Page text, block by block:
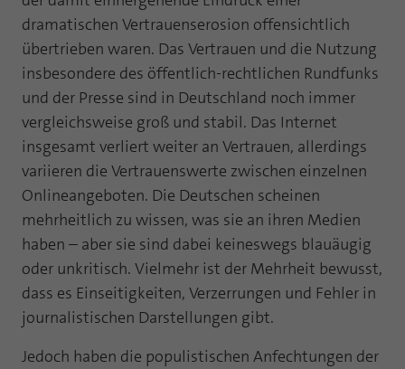
dramatischen Vertrauenserosion offensichtlich
übertrieben waren. Das Vertrauen und die Nutzung
insbesondere des öffentlich-rechtlichen Rundfunks
und der Presse sind in Deutschland noch immer
vergleichsweise groß und stabil. Das Internet
insgesamt verliert weiter an Vertrauen, allerdings
variieren die Vertrauenswerte zwischen einzelnen
Onlineangeboten. Die Deutschen scheinen
mehrheitlich zu wissen, was sie an ihren Medien
haben – aber sie sind dabei keineswegs blauäugig
oder unkritisch. Vielmehr ist der Mehrheit bewusst,
dass es Einseitigkeiten, Verzerrungen und Fehler in
journalistischen Darstellungen gibt.
Jedoch haben die populistischen Anfechtungen der
Name fe_typo_user
Anbieter TYPO3
Laufzeit Session
Zweck
Dieses Cookie ist ein Standard-Session-
Cookie von TYPO3. Es speichert im Falle
eines Benutzer-Logins die Session ID
mithilfe derer der eingeloggte User
wiedererkannt wird, um ihm Zugang zu
geschützten Bereichen zu gewähren.
Name PHPSESSID
Anbieter php
Cookie-Informationen anzeigen
Statistik und Performance mit AT INTERNET
CROSS-DEVICE ANALYTICS LÖSUNG
Name atidvisitor
Anbieter AT INTERNET
Laufzeit 1 Jahr
Zweck
Cookie von AT INTERNET zur Steuerung der
erweiterten Script- und Ereignisbehandlung
Cookie-Informationen anzeigen